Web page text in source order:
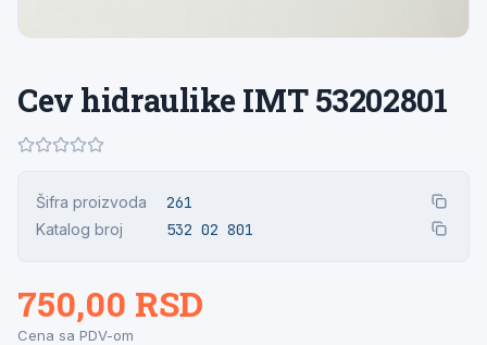
Cev hidraulike IMT 53202801
Šifra proizvoda 261
Katalog broj 532 02 801
750,00 RSD
Cena sa PDV-om